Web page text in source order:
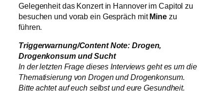
Gelegenheit das Konzert in Hannover im Capitol zu
besuchen und vorab ein Gespräch mitMine zu
führen.
Triggerwarnung/Content Note: Drogen,
Drogenkonsum und Sucht
In der letzten Frage dieses Interviews geht es um die
Thematisierung von Drogen und Drogenkonsum.
Bitte achtet auf euch selbst und eure Gesundheit.